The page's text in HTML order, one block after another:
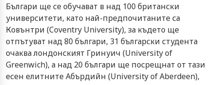
Българи ще се обучават в над 100 британски
университети, като най-предпочитаните са
Ковънтри (Coventry University), за където ще
отпътуват над 80 българи, 31 български студента
очаква лондонският Гринуич (University of
Greenwich), а над 20 българи ще посрещнат от тази
есен елитните Абърдийн (University of Aberdeen),